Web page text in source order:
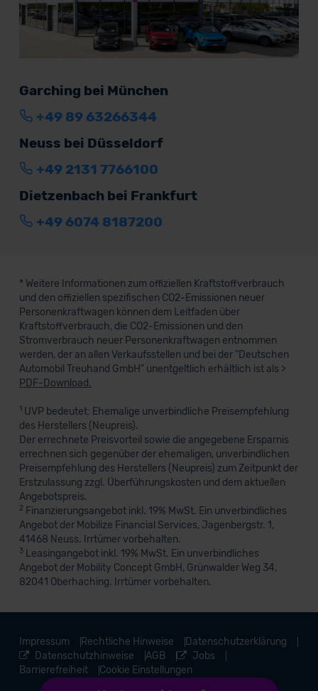
Garching bei München
+49 89 63266344
Neuss bei Düsseldorf
+49 2131 7766100
Dietzenbach bei Frankfurt
+49 6074 8187200
* Weitere Informationen zum offiziellen Kraftstoffverbrauch
und den offiziellen spezifischen CO2-Emissionen neuer
Personenkraftwagen können dem Leitfaden über
Kraftstoffverbrauch, die CO2-Emissionen und den
Stromverbrauch neuer Personenkraftwagen entnommen
werden, der an allen Verkaufsstellen und bei der "Deutschen
Automobil Treuhand GmbH" unentgeltlich erhältlich ist als >
PDF-Download.
1UVP bedeutet: Ehemalige unverbindliche Preisempfehlung
des Herstellers (Neupreis).
Der errechnete Preisvorteil sowie die angegebene Ersparnis
errechnen sich gegenüber der ehemaligen, unverbindlichen
Preisempfehlung des Herstellers (Neupreis) zum Zeitpunkt der
Erstzulassung zzgl. Überführungskosten und dem aktuellen
Angebotspreis.
2 Finanzierungsangebot inkl. 19% MwSt. Ein unverbindliches
Angebot der Mobilize Financial Services, Jagenbergstr. 1,
41468 Neuss. Irrtümer vorbehalten.
3Leasingangebot inkl. 19% MwSt. Ein unverbindliches
Angebot der Mobility Concept GmbH, Grünwalder Weg 34,
82041 Oberhaching. Irrtümer vorbehalten.
Impressum Rechtliche Hinweise
Datenschutzerklärung
Datenschutzhinweise
AGB
Jobs
Barrierefreiheit
Cookie Einstellungen